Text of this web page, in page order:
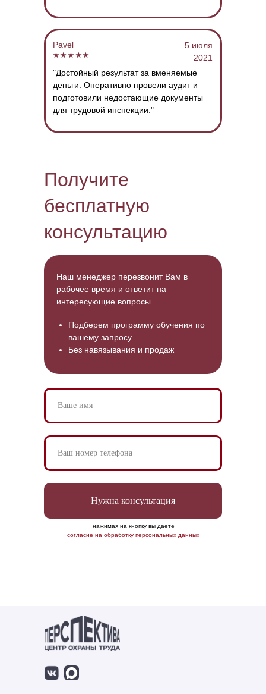
Pavel
"Достойный результат за вменяемые
деньги. Оперативно провели аудит и
подготовили недостающие документы
для трудовой инспекции."
5 июля
2021
Получите
бесплатную
консультацию
Нужна консультация
нажимая на кнопку вы даете
согласие на обработку персональных данных
Наш менеджер перезвонит Вам в
рабочее время и ответит на
интересующие вопросы
Подберем программу обучения по
вашему запросу
Без навязывания и продаж